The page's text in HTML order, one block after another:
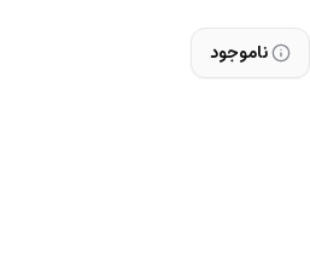
ناموجود